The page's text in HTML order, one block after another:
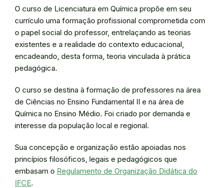
O curso de Licenciatura em Química propõe em seu
currículo uma formação profissional comprometida com
o papel social do professor, entrelaçando as teorias
existentes e a realidade do contexto educacional,
encadeando, desta forma, teoria vinculada à prática
pedagógica.
O curso se destina à formação de professores na área
de Ciências no Ensino Fundamental II e na área de
Química no Ensino Médio. Foi criado por demanda e
interesse da população local e regional.
Sua concepção e organização estão apoiadas nos
princípios filosóficos, legais e pedagógicos que
embasam o Regulamento de Organização Didática do
IFCE.